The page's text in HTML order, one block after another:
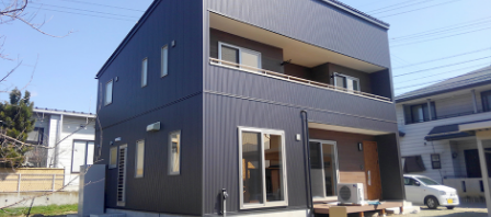
イベント
ショールーム
ブログ